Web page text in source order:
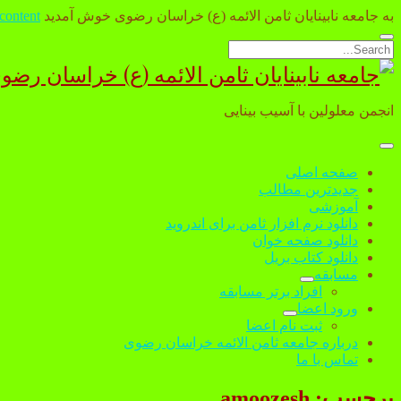
به جامعه نابینایان ثامن الائمه (ع) خراسان رضوی خوش آمدید
Open
search
bar
Search
جامعه
نابینایان
الائمه
(ع)
خراسان
رضوی
انجمن معلولین با آسیب بینایی
open
صفحه اصلی
جدیدترین مطالب
آموزشی
دانلود نرم افزار ثامن برای اندروید
دانلود صفحه خوان
دانلود کتاب بریل
مسابقه
open
dropdown
menu
افراد برتر مسابقه
ورود اعضا
open
dropdown
menu
ثبت نام اعضا
درباره جامعه ثامن الائمه خراسان رضوی
تماس با ما